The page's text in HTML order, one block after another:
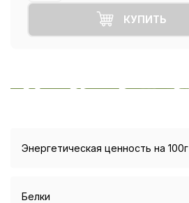
КУПИТЬ
Энергетическая ценность на 100г
Белки